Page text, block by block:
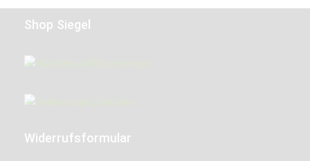
Shop Siegel
Widerrufsformular